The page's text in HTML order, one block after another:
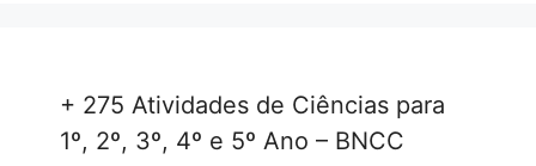
+ 275 Atividades de Ciências para
1º, 2º, 3º, 4º e 5º Ano – BNCC